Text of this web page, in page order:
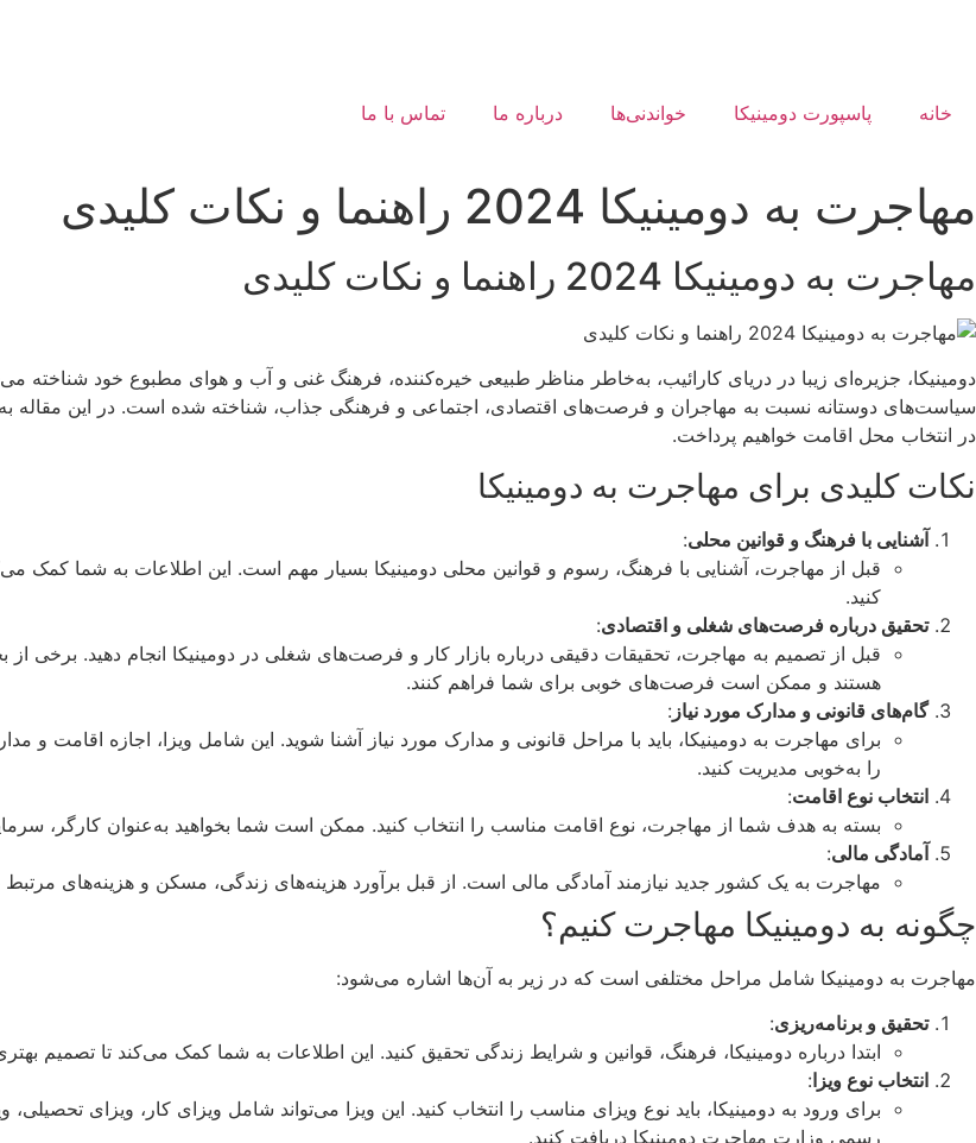
خانه پاسپورت دومینیکا خواندنی‌ها درباره ما تماس با ما
مهاجرت به دومینیکا 2024 راهنما و نکات کلیدی
مهاجرت به دومینیکا 2024 راهنما و نکات کلیدی
دومینیکا، جزیره‌ای زیبا در دریای کارائیب، به‌خاطر مناظر طبیعی خیره‌کننده، فرهنگ غنی و آب و هوای مطبوع خود
سیاست‌های دوستانه نسبت به مهاجران و فرصت‌های اقتصادی، اجتماعی و فرهنگی جذاب، شناخته شده است. در این مقاله
در انتخاب محل اقامت خواهیم پرداخت.
نکات کلیدی برای مهاجرت به دومینیکا
آشنایی با فرهنگ و قوانین محلی:
قبل از مهاجرت، آشنایی با فرهنگ، رسوم و قوانین محلی دومینیکا بسیار مهم است. این اطلاعات به شما کمک
کنید.
تحقیق درباره فرصت‌های شغلی و اقتصادی:
قبل از تصمیم به مهاجرت، تحقیقات دقیقی درباره بازار کار و فرصت‌های شغلی در دومینیکا انجام دهید.
هستند و ممکن است فرصت‌های خوبی برای شما فراهم کنند.
گام‌های قانونی و مدارک مورد نیاز :
برای مهاجرت به دومینیکا، باید با مراحل قانونی و مدارک مورد نیاز آشنا شوید. این شامل ویزا، اجازه
را به‌خوبی مدیریت کنید.
انتخاب نوع اقامت:
بسته به هدف شما از مهاجرت، نوع اقامت مناسب را انتخاب کنید. ممکن است شما بخواهید به‌عنوان کارگر،
آمادگی مالی:
مهاجرت به یک کشور جدید نیازمند آمادگی مالی است. از قبل برآورد هزینه‌های زندگی، مسکن و هزینه‌های مرتبط
چگونه به دومینیکا مهاجرت کنیم؟
مهاجرت به دومینیکا شامل مراحل مختلفی است که در زیر به آن‌ها اشاره می‌شود:
تحقیق و برنامه‌ریزی:
ابتدا درباره دومینیکا، فرهنگ، قوانین و شرایط زندگی تحقیق کنید. این اطلاعات به شما کمک می‌کند تا تصمیم
انتخاب نوع ویزا:
برای ورود به دومینیکا، باید نوع ویزای مناسب را انتخاب کنید. این ویزا می‌تواند شامل ویزای کار، ویزای
رسمی وزارت مهاجرت دومینیکا دریافت کنید.